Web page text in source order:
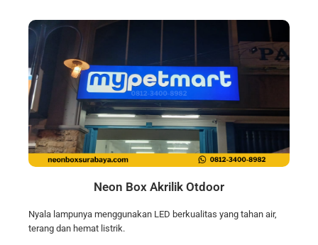
Neon Box Akrilik Otdoor
Nyala lampunya menggunakan LED berkualitas yang tahan air,
terang dan hemat listrik.